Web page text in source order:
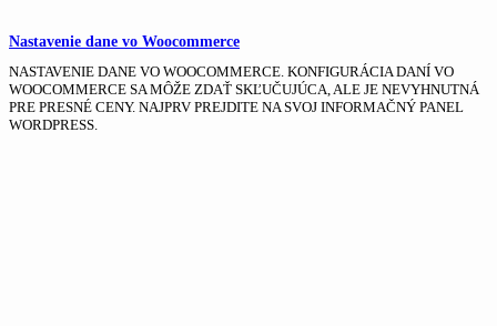
Nastavenie dane vo Woocommerce
NASTAVENIE DANE VO WOOCOMMERCE. KONFIGURÁCIA DANÍ VO
WOOCOMMERCE SA MÔŽE ZDAŤ SKĽUČUJÚCA, ALE JE NEVYHNUTNÁ
PRE PRESNÉ CENY. NAJPRV PREJDITE NA SVOJ INFORMAČNÝ PANEL
WORDPRESS.